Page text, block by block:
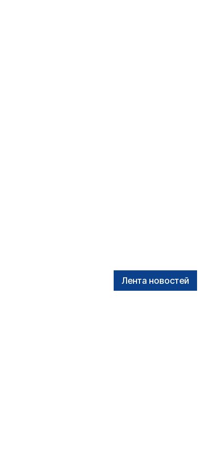
Лента новостей